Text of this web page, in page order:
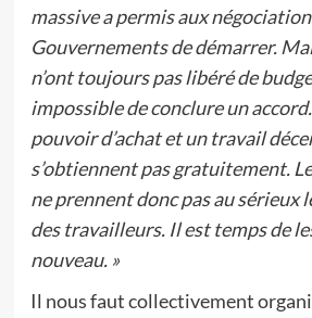
massive a permis aux
Gouvernements de démarrer.
n’ont toujours pas libéré de
impossible de conclure un
pouvoir d’achat et un travail
s’obtiennent pas gratuitement.
ne prennent donc pas au sérieux
des travailleurs. Il est temps de
nouveau. »
Il nous faut collectivement